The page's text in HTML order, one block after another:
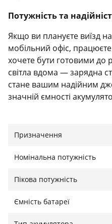
Потужність та
Якщо ви плануєте виїзд
мобільний офіс,
хочете бути готовими до
світла вдома — зарядна
стане вашим надійним
значній ємності
гарантує тривалу
цінує незалежність та
одночасно
Wonder WX1200 надає
Призначення
Номінальна потужність
Пікова потужність
Ємність батареї